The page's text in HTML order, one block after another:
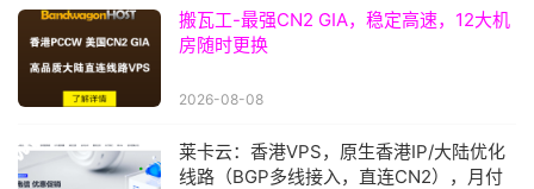
搬瓦工-最强CN2 GIA，稳定高速，12大机
房随时更换
2026-08-08
莱卡云：香港VPS，原生香港IP/大陆优化
线路（BGP多线接入，直连CN2），月付